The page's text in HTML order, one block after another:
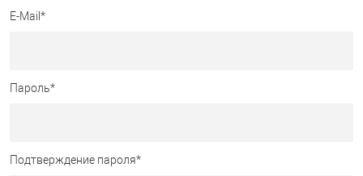
E-Mail *
Пароль*
Подтверждение пароля*